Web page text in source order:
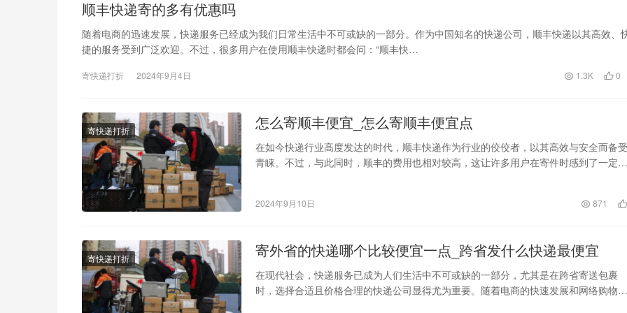
顺丰快递寄的多有优惠吗
随着电商的迅速发展，快递服务已经成为我们日常生活中不可或缺的一部分。作为中国知名的快递公司，顺丰快递以其高效、
捷的服务受到广泛欢迎。不过，很多用户在使用顺丰快递时都会问：“顺丰快…
寄快递打折 2024年9月4日 1.3K 0
寄快递打折 怎么寄顺丰便宜_怎么寄顺丰便宜点
在如今快递行业高度发达的时代，顺丰快递作为行业的佼佼者，以其高效与安全而备受
青睐。不过，与此同时，顺丰的费用也相对较高，这让许多用户在寄件时感到了一定的
2024年9月10日 871
寄快递打折 寄外省的快递哪个比较便宜一点_跨省发什么快递最便宜
在现代社会，快递服务已成为人们生活中不可或缺的一部分，尤其是在跨省寄送包裹
时，选择合适且价格合理的快递公司显得尤为重要。随着电商的快速发展和网络购物的